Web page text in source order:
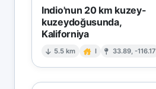
Indio'nun 20 km kuzey-
kuzeydoğusunda,
Kaliforniya
5.5 km I 33.89, -116.17